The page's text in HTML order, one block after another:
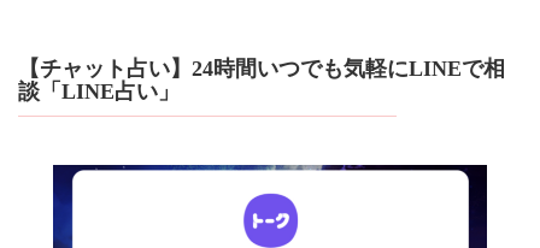
【チャット占い】24時間いつでも気軽にLINEで相
談「LINE占い」